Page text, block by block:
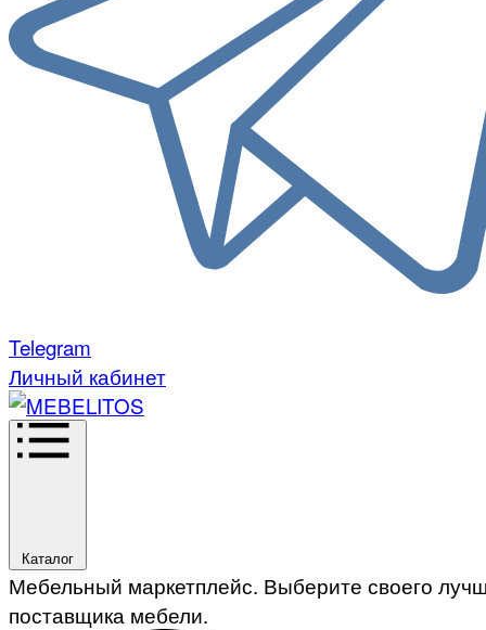
Telegram
Личный кабинет
Каталог
Мебельный маркетплейс. Выберите своего
поставщика мебели.